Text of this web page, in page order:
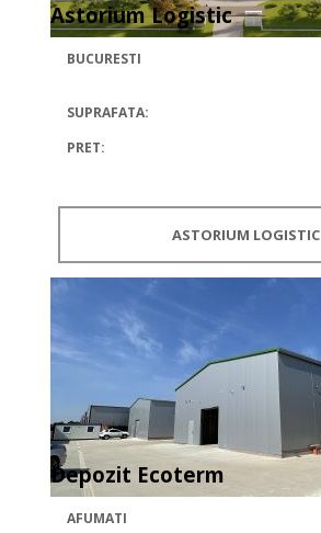
Astorium Logistic
BUCURESTI
SUPRAFATA:
PRET:
ASTORIUM LOGISTIC
Depozit Ecoterm
AFUMATI